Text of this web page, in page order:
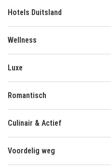
Hotels Duitsland
Wellness
Luxe
Romantisch
Culinair & Actief
Voordelig weg